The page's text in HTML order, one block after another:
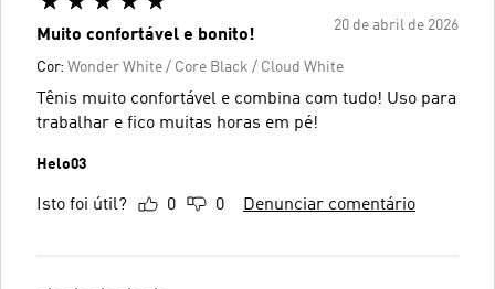
20 de abril de 2026
Muito confortável e bonito!
Cor: Wonder White / Core Black / Cloud White
Tênis muito confortável e combina com tudo! Uso para
trabalhar e fico muitas horas em pé!
Helo03
Isto foi útil? 0 0 Denunciar comentário